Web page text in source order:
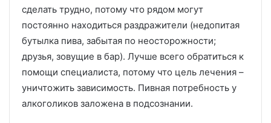
сделать трудно, потому что рядом могут
постоянно находиться раздражители (недопитая
бутылка пива, забытая по неосторожности;
друзья, зовущие в бар). Лучше всего обратиться к
помощи специалиста, потому что цель лечения –
уничтожить зависимость. Пивная потребность у
алкоголиков заложена в подсознании.